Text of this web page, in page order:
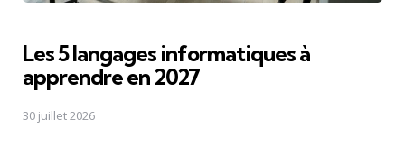
Les 5 langages informatiques à
apprendre en 2027
30 juillet 2026